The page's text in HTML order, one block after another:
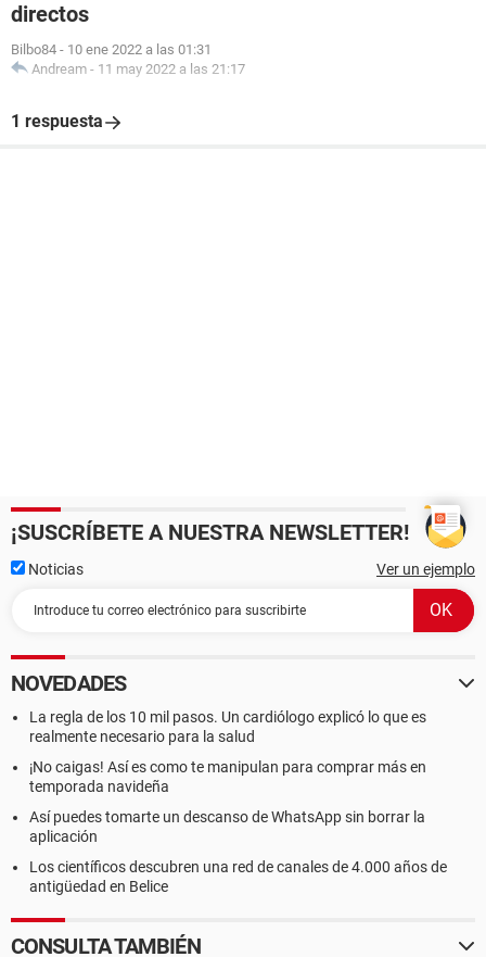
directos
Bilbo84 - 10 ene 2022 a las 01:31
Andream - 11 may 2022 a las 21:17
1 respuesta
¡SUSCRÍBETE A NUESTRA NEWSLETTER!
Noticias Ver un ejemplo
NOVEDADES
La regla de los 10 mil pasos. Un cardiólogo explicó lo que es
realmente necesario para la salud
¡No caigas! Así es como te manipulan para comprar más en
temporada navideña
Así puedes tomarte un descanso de WhatsApp sin borrar la
aplicación
Los científicos descubren una red de canales de 4.000 años de
antigüedad en Belice
CONSULTA TAMBIÉN